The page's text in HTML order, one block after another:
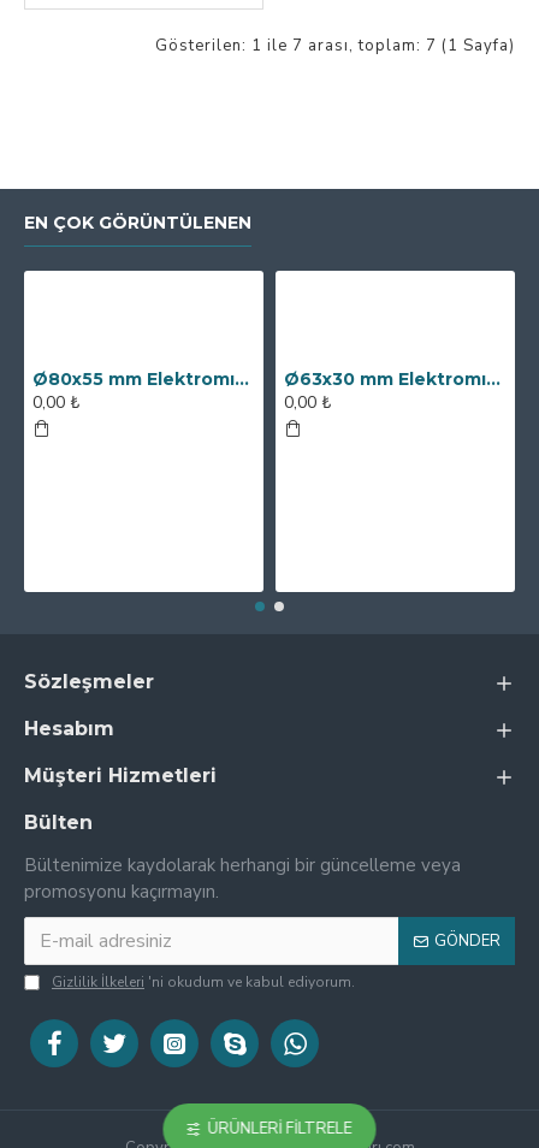
Gösterilen: 1 ile 7 arası, toplam: 7 (1 Sayfa)
EN ÇOK GÖRÜNTÜLENEN
Ø80x55 mm Elektromıknatıs - 250 kg Çekim Gücü
0,00 ₺
Ø63x30 mm Elektromıknatıs - 100 kg Çekim Gücü
0,00 ₺
Sözleşmeler
Hesabım
Müşteri Hizmetleri
Bülten
Bültenimize kaydolarak herhangi bir güncelleme veya
promosyonu kaçırmayın.
GÖNDER
Gizlilik İlkeleri 'ni okudum ve kabul ediyorum.
ÜRÜNLERI FILTRELE